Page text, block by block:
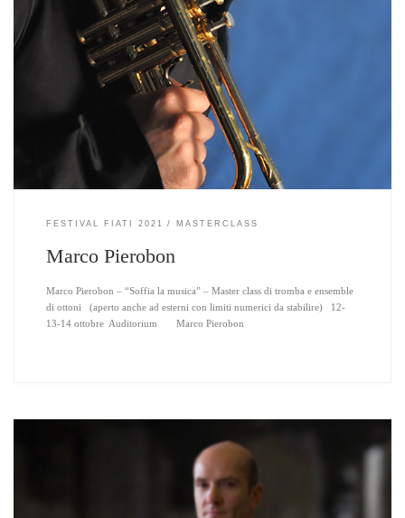
FESTIVAL FIATI 2021 MASTERCLASS
Marco Pierobon
Marco Pierobon – “Soffia la musica” – Master class di tromba e ensemble
di ottoni (aperto anche ad esterni con limiti numerici da stabilire) 12-
13-14 ottobre Auditorium Marco Pierobon